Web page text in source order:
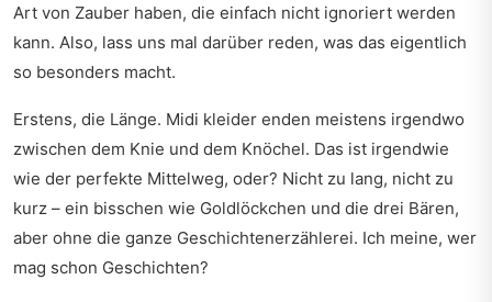
Art von Zauber haben, die einfach nicht ignoriert werden
kann. Also, lass uns mal darüber reden, was das eigentlich
so besonders macht.
Erstens, die Länge. Midi kleider enden meistens irgendwo
zwischen dem Knie und dem Knöchel. Das ist irgendwie
wie der perfekte Mittelweg, oder? Nicht zu lang, nicht zu
kurz – ein bisschen wie Goldlöckchen und die drei Bären,
aber ohne die ganze Geschichtenerzählerei. Ich meine, wer
mag schon Geschichten?